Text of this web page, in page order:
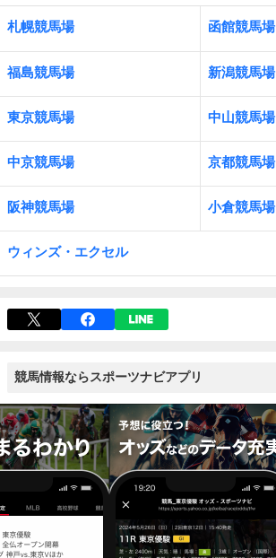
札幌競馬場 函館競馬場
福島競馬場 新潟競馬場
東京競馬場 中山競馬場
中京競馬場 京都競馬場
阪神競馬場 小倉競馬場
ウィンズ・エクセル
競馬情報ならスポーツナビアプリ